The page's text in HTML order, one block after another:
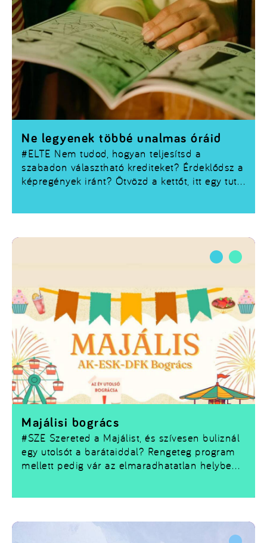
#ELTE Nem tudod, hogyan teljesítsd a
szabadon választható krediteket? Érdeklődsz a
képregények iránt? Ötvözd a kettőt, itt egy tuti
Ne legyenek többé unalmas óráid
#SZE Szereted a Majálist, és szívesen buliznál
egy utolsót a barátaiddal? Rengeteg program
mellett pedig vár az elmaradhatatlan helyben
Majálisi bogrács